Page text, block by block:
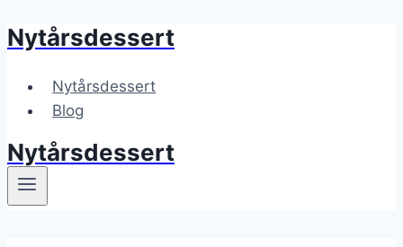
Fortsæt
indhold
Nytårsdessert
Nytårsdessert
Blog
Nytårsdessert